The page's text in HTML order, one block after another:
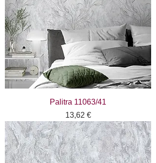
Palitra 11063/41
Цена
13,62 €